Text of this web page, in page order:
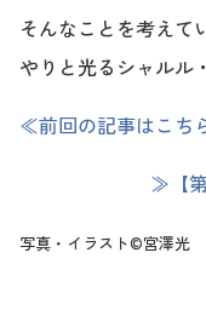
そんなことを考えて
やりと光るシャルル
≪前回の記事はこち
≫【
写真・イラスト©宮澤光